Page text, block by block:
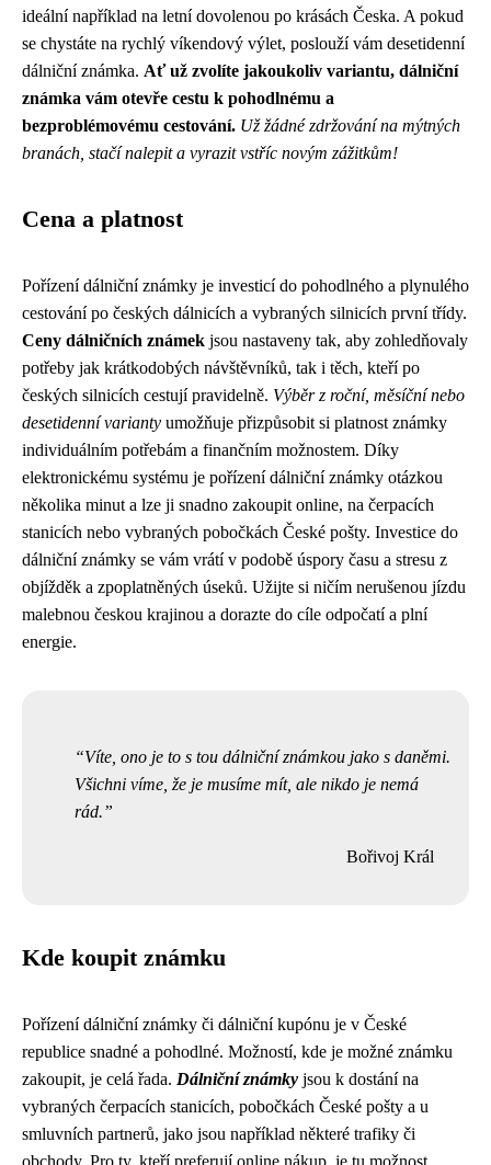
ideální například na letní dovolenou po krásách Česka. A pokud
se chystáte na rychlý víkendový výlet, poslouží vám desetidenní
dálniční známka. Ať už zvolíte jakoukoliv variantu, dálniční
známka vám otevře cestu k pohodlnému a
bezproblémovému cestování. Už žádné zdržování na mýtných
branách, stačí nalepit a vyrazit vstříc novým zážitkům!
Cena a platnost
Pořízení dálniční známky je investicí do pohodlného a plynulého
cestování po českých dálnicích a vybraných silnicích první třídy.
Ceny dálničních známek jsou nastaveny tak, aby zohledňovaly
potřeby jak krátkodobých návštěvníků, tak i těch, kteří po
českých silnicích cestují pravidelně. Výběr z roční, měsíční nebo
desetidenní varianty umožňuje přizpůsobit si platnost známky
individuálním potřebám a finančním možnostem. Díky
elektronickému systému je pořízení dálniční známky otázkou
několika minut a lze ji snadno zakoupit online, na čerpacích
stanicích nebo vybraných pobočkách České pošty. Investice do
dálniční známky se vám vrátí v podobě úspory času a stresu z
objížděk a zpoplatněných úseků. Užijte si ničím nerušenou jízdu
malebnou českou krajinou a dorazte do cíle odpočatí a plní
energie.
Víte, ono je to s tou dálniční známkou jako s daněmi.
Všichni víme, že je musíme mít, ale nikdo je nemá
rád.
Bořivoj Král
Kde koupit známku
Pořízení dálniční známky či dálniční kupónu je v České
republice snadné a pohodlné. Možností, kde je možné známku
zakoupit, je celá řada. Dálniční známky jsou k dostání na
vybraných čerpacích stanicích, pobočkách České pošty a u
smluvních partnerů, jako jsou například některé trafiky či
obchody. Pro ty, kteří preferují online nákup, je tu možnost